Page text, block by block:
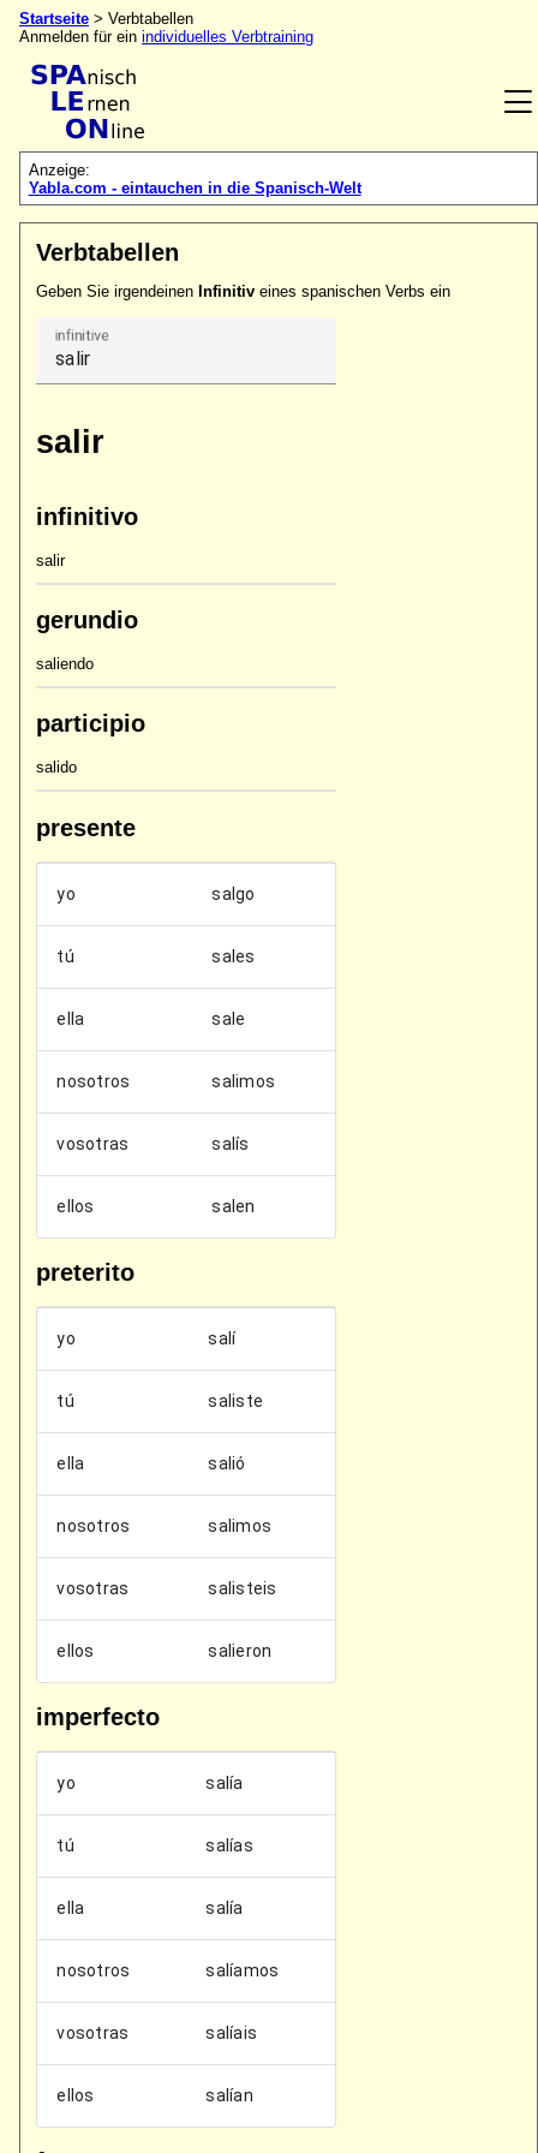
Startseite > Verbtabellen
Anmelden für ein individuelles Verbtraining
Anzeige:
Yabla.com - eintauchen in die Spanisch-Welt
Verbtabellen
Geben Sie irgendeinen Infinitiv eines spanischen Verbs ein